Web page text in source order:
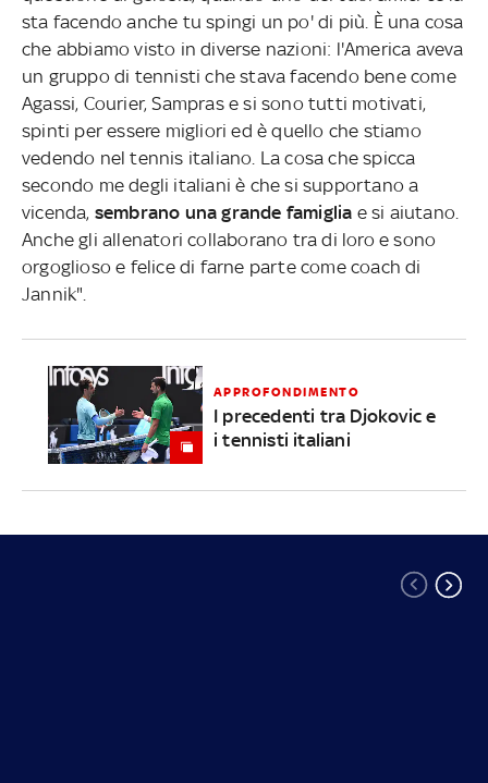
sta facendo anche tu spingi un po' di più. È una cosa
che abbiamo visto in diverse nazioni: l'America aveva
un gruppo di tennisti che stava facendo bene come
Agassi, Courier, Sampras e si sono tutti motivati,
spinti per essere migliori ed è quello che stiamo
vedendo nel tennis italiano. La cosa che spicca
secondo me degli italiani è che si supportano a
vicenda, sembrano una grande famiglia e si aiutano.
Anche gli allenatori collaborano tra di loro e sono
orgoglioso e felice di farne parte come coach di
Jannik".
APPROFONDIMENTO
I precedenti tra Djokovic e
i tennisti italiani